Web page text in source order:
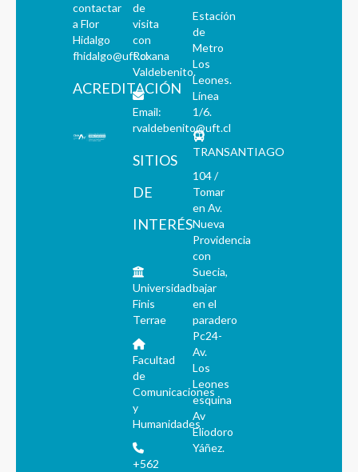
contactar
a Flor
Hidalgo
fhidalgo@uft.cl
ACREDITACIÓN
de
visita
con
Roxana
Valdebenito.
Email:
rvaldebenito@uft.cl
SITIOS
DE
INTERÉS
Universidad
Finis
Terrae
Facultad
de
Comunicaciones
y
Humanidades
+562
Estación
de
Metro
Los
Leones.
Línea
1/6.
TRANSANTIAGO
104 /
Tomar
en Av.
Nueva
Providencia
con
Suecia,
bajar
en el
paradero
Pc24-
Av.
Los
Leones
esquina
Av
Eliodoro
Yáñez.